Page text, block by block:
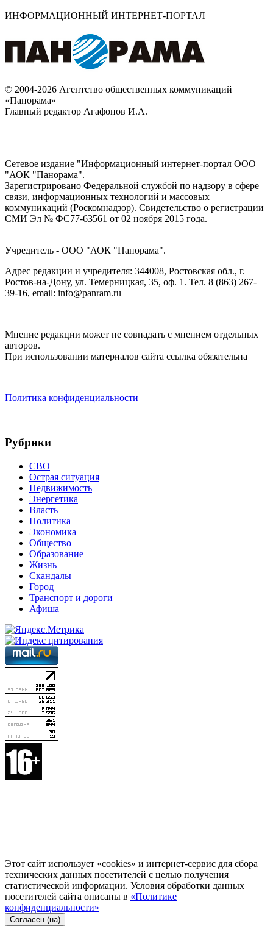
ИНФОРМАЦИОННЫЙ ИНТЕРНЕТ-ПОРТАЛ
© 2004-2026 Агентство общественных коммуникаций
«Панорама»
Главный редактор Агафонов И.А.
Сетевое издание "Информационный интернет-портал ООО
"АОК "Панорама".
Зарегистрировано Федеральной службой по надзору в сфере
связи, информационных технологий и массовых
коммуникаций (Роскомнадзор). Cвидетельство о регистрации
СМИ Эл № ФС77-63561 от 02 ноября 2015 года.
Учредитель - ООО "АОК "Панорама".
Адрес редакции и учредителя: 344008, Ростовская обл., г.
Ростов-на-Дону, ул. Темерницкая, 35, оф. 1. Тел. 8 (863) 267-
39-16, email: info@panram.ru
Мнение редакции может не совпадать с мнением отдельных
авторов.
При использовании материалов сайта ссылка обязательна
Политика конфиденциальности
Рубрики
СВО
Острая ситуация
Недвижимость
Энергетика
Власть
Политика
Экономика
Общество
Образование
Жизнь
Скандалы
Город
Транспорт и дороги
Афиша
Этот сайт использует «cookies» и интернет-сервис для сбора
технических данных посетителей с целью получения
статистической информации. Условия обработки данных
посетителей сайта описаны в «Политике
конфиденциальности»
Согласен (на)